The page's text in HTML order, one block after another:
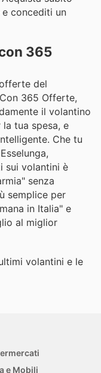
concediti un
365
del
365 Offerte,
il volantino
tua spesa, e
Che tu
sui volantini è
senza
semplice per
in Italia" e
al miglior
volantini e le
e Mobili